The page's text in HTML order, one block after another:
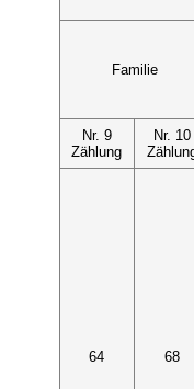
Familie
Nr. 9
Zählung
Nr. 10
64 68